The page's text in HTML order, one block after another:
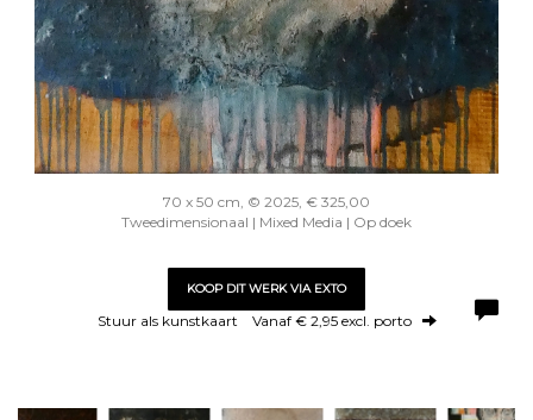
70 x 50 cm, © 2025, € 325,00
Tweedimensionaal | Mixed Media | Op doek
KOOP DIT WERK VIA EXTO
Stuur als kunstkaart Vanaf € 2,95 excl. porto